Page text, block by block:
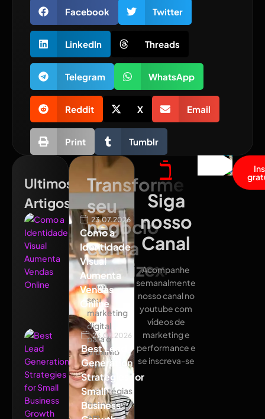
Ultimos
Artigos
23.07.2026
Como a
Identidade
Visual
Aumenta
Vendas
Online
23.07.2026
Best Lead
Generation
Strategies for
Small
Business
Transforme
seu
negócio
com a
Atualizex
Leve
seu
marketing
digital
para o
próximo
nível
com
estratégias
baseadas
Siga
nosso
Canal
Acompanhe
semanalmente
nosso canal no
youtube com
vídeos de
marketing e
performance e
se inscreva-se
Facebook Twitter
LinkedIn Threads
Telegram WhatsApp
Reddit X Email
Print Tumblr